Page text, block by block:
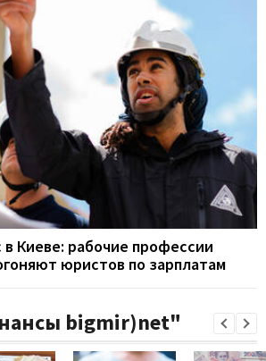
Киеве: рабочие профессии
юристов по зарплатам
bigmir)net"